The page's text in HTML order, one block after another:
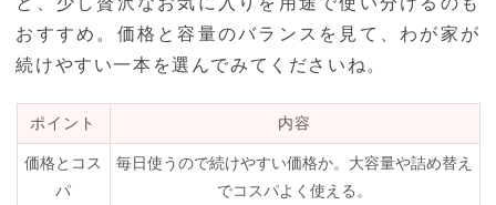
おすすめ。価格と容量のバランスを見て、わが家が
続けやすい一本を選んでみてくださいね。
ポイント 内容
価格とコス
パ
毎日使うので続けやすい価格か。大容量や詰め替え
でコスパよく使える。